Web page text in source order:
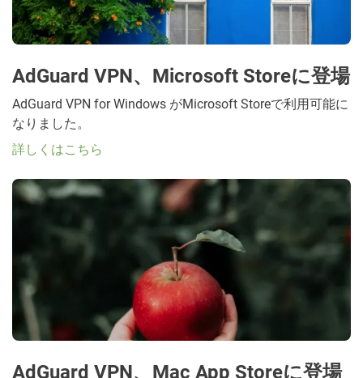
AdGuard VPN、Microsoft Storeに登場
AdGuard VPN for Windows がMicrosoft Storeで利用可能に
なりました。
詳しくはこちら
AdGuard VPN、Mac App Storeに登場